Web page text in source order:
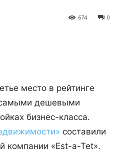
0
674
место в рейтинге
самыми дешевыми
бизнес-класса.
составили
компании «Est-a-Tet».